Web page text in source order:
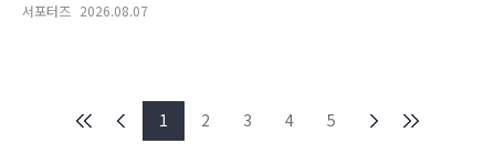
서포터즈 2026.08.07
1 2 3 4 5